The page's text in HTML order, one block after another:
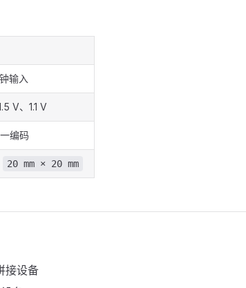
输入
V、1.1 V
编码
20 mm × 20 mm
接设备